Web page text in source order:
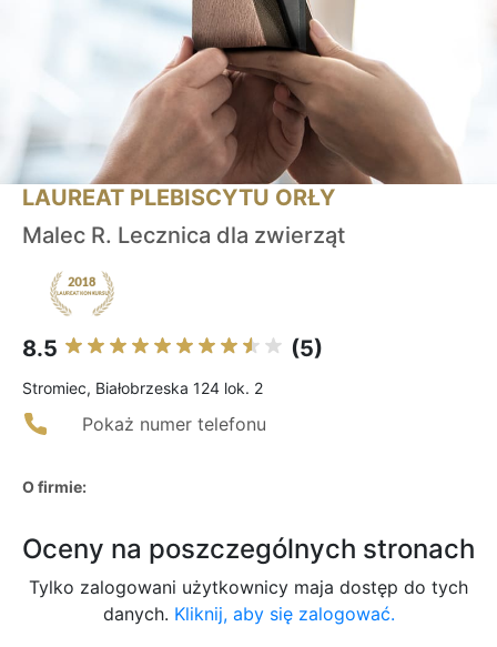
LAUREAT PLEBISCYTU ORŁY
Malec R. Lecznica dla zwierząt
8.5 (5)
Stromiec, Białobrzeska 124 lok. 2
Pokaż numer telefonu
O firmie:
Oceny na poszczególnych stronach
Tylko zalogowani użytkownicy maja dostęp do tych
danych. Kliknij, aby się zalogować.